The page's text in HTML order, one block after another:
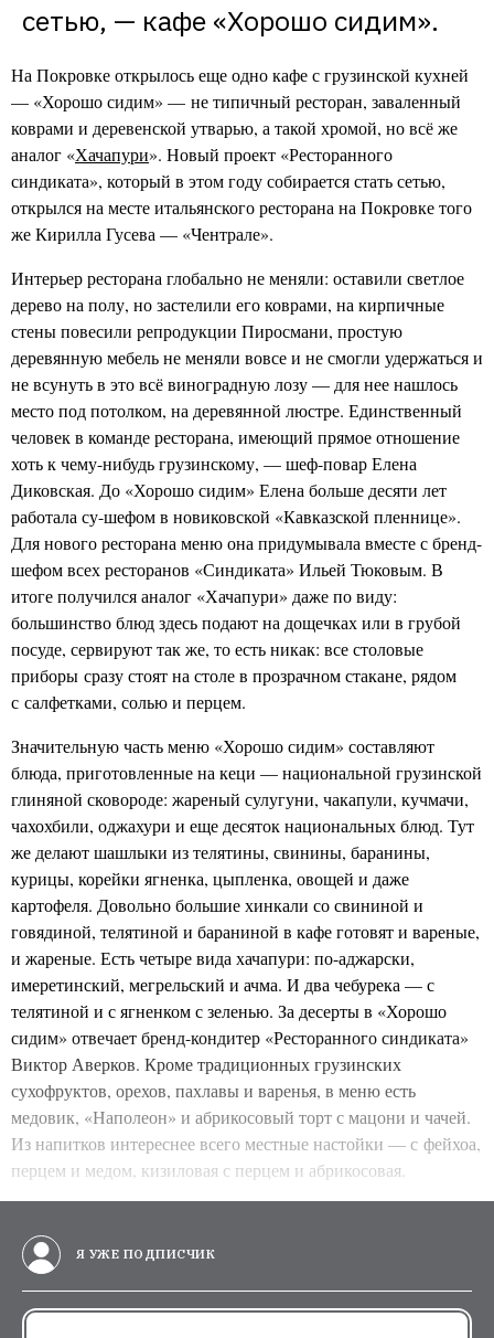
сетью, — кафе «Хорошо сидим».
На Покровке открылось еще одно кафе с грузинской кухней
— «Хорошо сидим» — не типичный ресторан, заваленный
коврами и деревенской утварью, а такой хромой, но всё же
аналог «Хачапури». Новый проект «Ресторанного
синдиката», который в этом году собирается стать сетью,
открылся на месте итальянского ресторана на Покровке того
же Кирилла Гусева — «Чентрале».
Интерьер ресторана глобально не меняли: оставили светлое
дерево на полу, но застелили его коврами, на кирпичные
стены повесили репродукции Пиросмани, простую
деревянную мебель не меняли вовсе и не смогли удержаться и
не всунуть в это всё виноградную лозу — для нее нашлось
место под потолком, на деревянной люстре. Единственный
человек в команде ресторана, имеющий прямое отношение
хоть к чему-нибудь грузинскому, — шеф-повар Елена
Диковская . До «Хорошо сидим» Елена больше десяти лет
работала су-шефом в новиковской «Кавказской пленнице».
Для нового ресторана меню она придумывала вместе с бренд-
шефом всех ресторанов «Синдиката» Ильей Тюковым. В
итоге получился аналог «Хачапури» даже по виду:
большинство блюд здесь подают на дощечках или в грубой
посуде, сервируют так же, то есть никак: все столовые
приборы сразу стоят на столе в прозрачном стакане, рядом
с салфетками, солью и перцем.
Значительную часть меню «Хорошо сидим» составляют
блюда, приготовленные на кеци — национальной грузинской
глиняной сковороде: жареный сулугуни, чакапули, кучмачи,
чахохбили, оджахури и еще десяток национальных блюд. Тут
же делают шашлыки из телятины, свинины, баранины,
курицы, корейки ягненка, цыпленка, овощей и даже
картофеля. Довольно большие хинкали со свининой и
говядиной, телятиной и бараниной в кафе готовят и вареные,
и жареные. Есть четыре вида хачапури: по-аджарски,
имеретинский, мегрельский и ачма. И два чебурека — с
телятиной и с ягненком с зеленью. За десерты в «Хорошо
сидим» отвечает бренд-кондитер «Ресторанного синдиката»
Виктор Аверков . Кроме традиционных грузинских
сухофруктов, орехов, пахлавы и варенья, в меню есть
медовик, «Наполеон» и абрикосовый торт с мацони и чачей.
Из напитков интереснее всего местные настойки — с фейхоа,
перцем и медом, кизиловая с перцем и абрикосовая.
Я УЖЕ ПОДПИСЧИК